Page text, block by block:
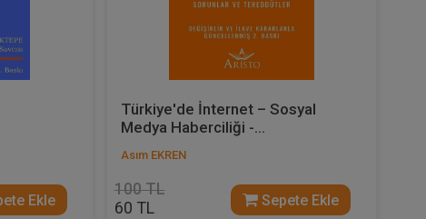
Ekle
Türkiye'de İnternet – Sosyal
Medya Haberciliği -...
Asım EKREN
100 TL
60 TL Sepete Ekle